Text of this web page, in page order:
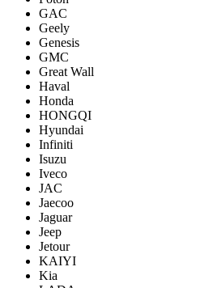
GAC
Geely
Genesis
GMC
Great Wall
Haval
Honda
HONGQI
Hyundai
Infiniti
Isuzu
Iveco
JAC
Jaecoo
Jaguar
Jeep
Jetour
KAIYI
Kia